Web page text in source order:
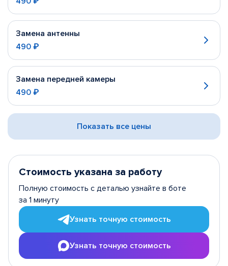
Замена антенны
490 ₽
Замена передней камеры
490 ₽
Показать все цены
Стоимость указана за работу
Полную стоимость с деталью узнайте в боте
за 1 минуту
Узнать точную стоимость
Узнать точную стоимость